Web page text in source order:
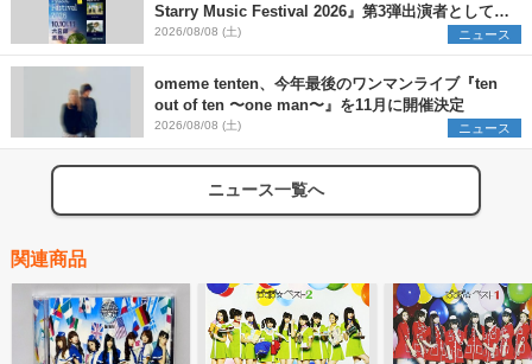
Starry Music Festival 2026』第3弾出演者として
SCOOBIE DO、かりゆし58、Reiを発表
2026/08/08 (土) ニュース
omeme tenten、今年最後のワンマンライブ『ten
out of ten 〜one man〜』を11月に開催決定
2026/08/08 (土) ニュース
ニュース一覧へ
関連商品